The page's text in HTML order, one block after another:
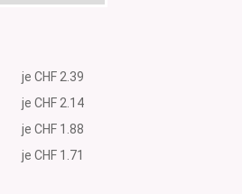
je CHF 2.39
je CHF 2.14
je CHF 1.88
je CHF 1.71